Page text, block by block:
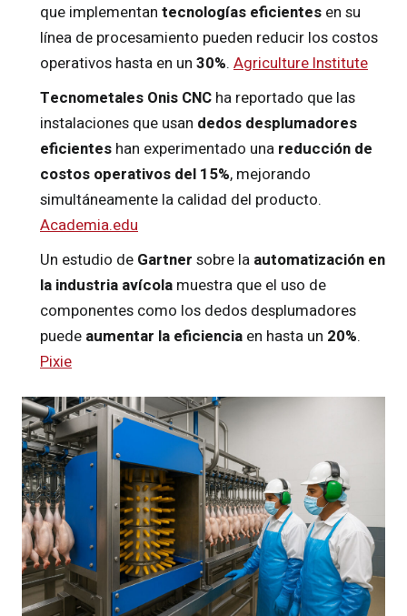
que implementan tecnologías eficientes en su
línea de procesamiento pueden reducir los costos
operativos hasta en un 30%. Agriculture Institute
Tecnometales Onis CNC ha reportado que las
instalaciones que usan dedos desplumadores
eficientes han experimentado una reducción de
costos operativos del 15%, mejorando
simultáneamente la calidad del producto.
Academia.edu
Un estudio de Gartner sobre la automatización en
la industria avícola muestra que el uso de
componentes como los dedos desplumadores
puede aumentar la eficiencia en hasta un 20%.
Pixie